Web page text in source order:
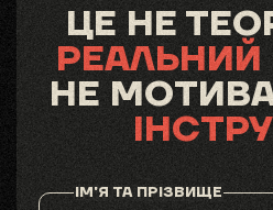
ЦЕ НЕ
РЕАЛЬНИЙ
НЕ
ІМ'Я ТА ПРІЗВИЩЕ